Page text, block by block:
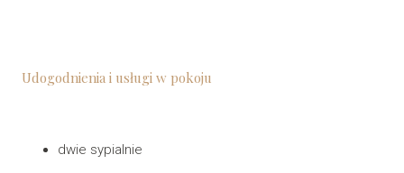
Udogodnienia i usługi w pokoju
dwie sypialnie